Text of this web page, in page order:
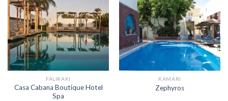
FALIRAKI
Casa Cabana Boutique Hotel
Spa
KAMARI
Zephyros